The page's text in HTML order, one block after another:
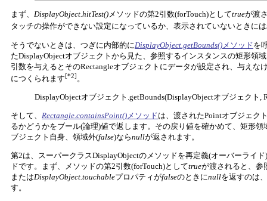
まず、 DisplayObject.hitTest()メソッドの第2引数(forTouch)としてtrueが渡
タッチの操作ができない設定になっているか、表示されていないときには
そうでないときは、つぎに内部的にDisplayObject.getBounds() メソッドを
たDisplayObjectオブジェクトから見た、参照するインスタンスの矩形領
引数を与えるとそのRectangleオブジェクトにデータが設定され、与えな
につくられます[*2]。
DisplayObjectオブジェクト.getBounds(DisplayObjectオブジェクト,
そして、 Rectangle.containsPoint()メソッドは、渡されたPointオブジェク
るかどうかをブール(論理)値で返します。その戻り値を確かめて、矩形領
ブジェクト自身、領域外(false)ならnullが返されます。
第2は、スーパークラスDisplayObjectのメソッドを再定義(オーバーライド
ドです。まず、メソッドの第2引数(forTouch)としてtrueが渡されると、参
またはDisplayObject.touchableプロパティがfalseのときにnullを返すのは、
す。